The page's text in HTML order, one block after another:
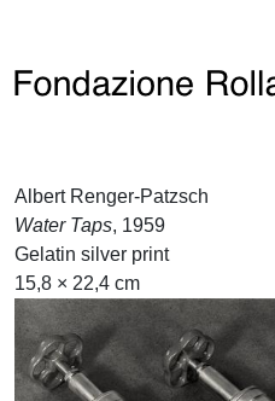
Albert Renger-Patzsch
Water Taps, 1959
Gelatin silver print
15,8 × 22,4 cm